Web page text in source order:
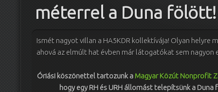
méterrel a Duna fölött!
Ismét nagyot villan a HA5KDR kollektívája! Olyan helyre
ahová az elmúlt hat évben már látogatókat sem nagyon
Óriási köszönettel tartozunk a Magyar Közút Nonprofit
hogy egy RH és URH állomást telepítsünk a